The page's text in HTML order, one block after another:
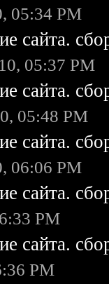
05:34 PM
сайта.
05:37 PM
сайта.
05:48 PM
сайта.
06:06 PM
сайта.
PM
сайта.
PM